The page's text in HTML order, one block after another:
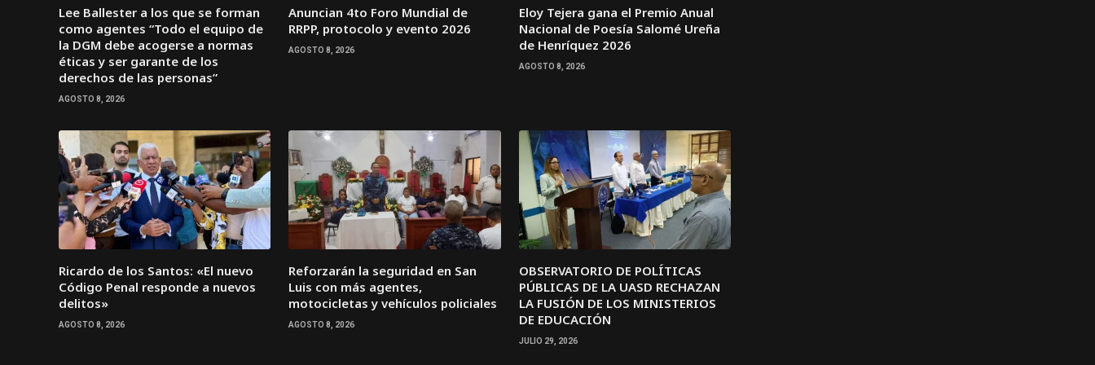
Lee Ballester a los que se forman
como agentes “Todo el equipo de
la DGM debe acogerse a normas
éticas y ser garante de los
derechos de las personas”
AGOSTO 8, 2026
Anuncian 4to Foro Mundial de
RRPP, protocolo y evento 2026
AGOSTO 8, 2026
Eloy Tejera gana el Premio Anual
Nacional de Poesía Salomé Ureña
de Henríquez 2026
AGOSTO 8, 2026
Ricardo de los Santos: «El nuevo
Código Penal responde a nuevos
delitos»
AGOSTO 8, 2026
Reforzarán la seguridad en San
Luis con más agentes,
motocicletas y vehículos policiales
AGOSTO 8, 2026
OBSERVATORIO DE POLÍTICAS
PÚBLICAS DE LA UASD RECHAZAN
LA FUSIÓN DE LOS MINISTERIOS
DE EDUCACIÓN
JULIO 29, 2026